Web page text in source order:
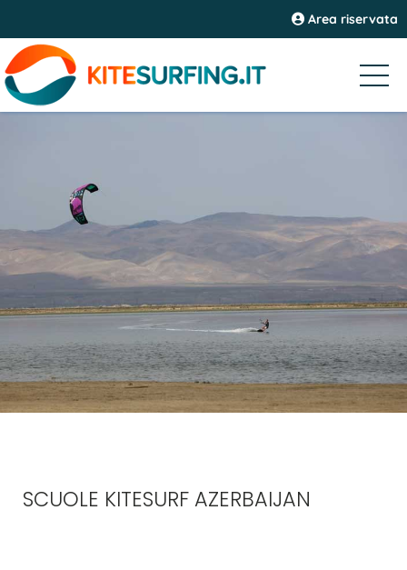
Area riservata
SCUOLE KITESURF AZERBAIJAN